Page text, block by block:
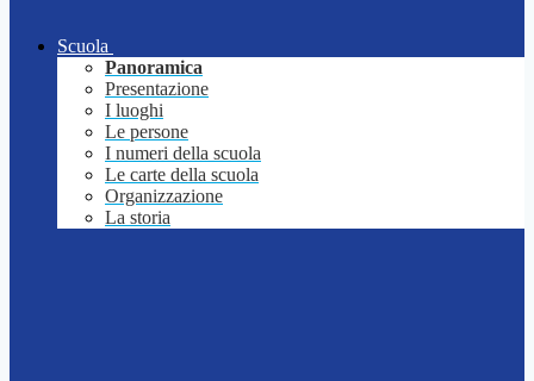
Scuola
Panoramica
Presentazione
I luoghi
Le persone
I numeri della scuola
Le carte della scuola
Organizzazione
La storia